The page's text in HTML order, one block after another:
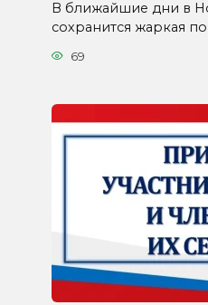
В ближайшие дни в
сохранится жаркая
69